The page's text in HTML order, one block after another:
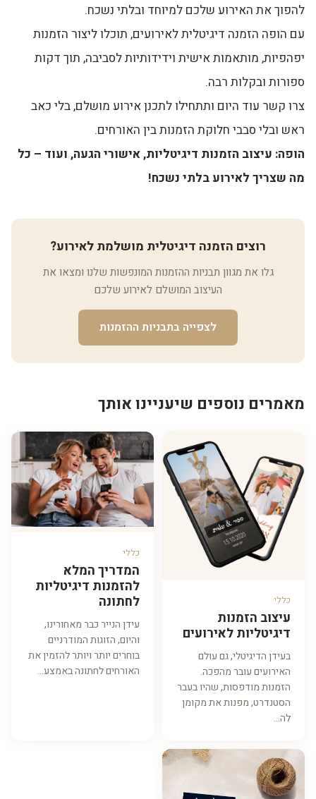
להפוך את האירוע שלכם למיוחד ובלתי נשכח.
עם הופה הזמנה דיגיטלית לאירועים, תוכלו ליצור הזמנות
יפהפיות, מותאמות אישית וידידותיות לסביבה, תוך דקות
ספורות ובקלות רבה.
צרו קשר עוד היום ותתחילו לתכנן אירוע מושלם, בלי כאב
ראש ובלי סבבי חלוקת הזמנות בין האורחים.
הופה: עיצוב הזמנות דיגיטליות, אישורי הגעה, ועוד – כל
מה שצריך לאירוע בלתי נשכח!
רוצים הזמנה דיגיטלית מושלמת לאירוע?
גלו את מגוון תבניות ההזמנות המונפשות שלנו ומצאו את
העיצוב המושלם לאירוע שלכם
לצפייה בתבניות ההזמנות
מאמרים נוספים שיעניינו אותך
כללי
עיצוב הזמנות
דיגיטליות לאירועים
בעידן הדיגיטלי, גם עולם
האירועים עובר מהפכה.
הזמנות מודפסות, שהיו בעבר
הסטנדרט, מפנות את מקומן
לה...
כללי
המדריך המלא
להזמנות דיגיטליות
לחתונה
עידן הנייר כבר מאחורינו,
והיום, הזוגות המודרניים
בוחרים יותר ויותר להזמין את
האורחים לחתונה באמצע...